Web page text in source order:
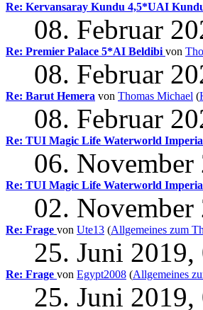
Re: Kervansaray Kundu 4,5*UAI
08. Februar
Re: Premier Palace 5*AI Beldibi von
08. Februar
Re: Barut Hemera von Thomas Michael (
08. Februar
Re: TUI Magic Life Waterworld
06.
Re: TUI Magic Life Waterworld
02.
Re: Frage von Ute13 (Allgemeines zum
25. Juni 2019,
Re: Frage von Egypt2008 (Allgemeines
25. Juni 2019,